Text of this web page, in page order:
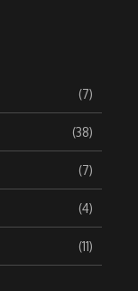
(7)
(38)
(7)
(4)
(11)